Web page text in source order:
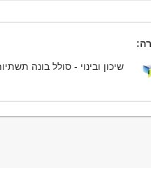
שיכון ובינוי - סולל בונה